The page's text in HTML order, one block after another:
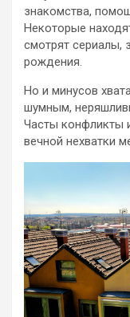
знакомства,
Некоторые
смотрят сериалы,
рождения.
Но и минусов
шумным,
Часты конфликты
вечной нехватки